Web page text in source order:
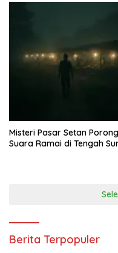
Misteri Pasar Setan
Suara Ramai di Tengah
Berita Terpopuler